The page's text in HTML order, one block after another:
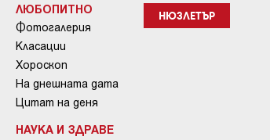
ЛЮБОПИТНО
Фотогалерия
Класации
Хороскоп
На днешната дата
Цитат на деня
НАУКА И ЗДРАВЕ
НЮЗЛЕТЪР